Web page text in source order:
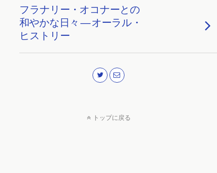
フラナリー・オコナーとの
和やかな日々 ― オーラル・
ヒストリー
トップに戻る